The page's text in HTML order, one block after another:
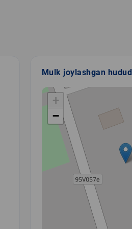
Mulk joylashgan hudud
+
−